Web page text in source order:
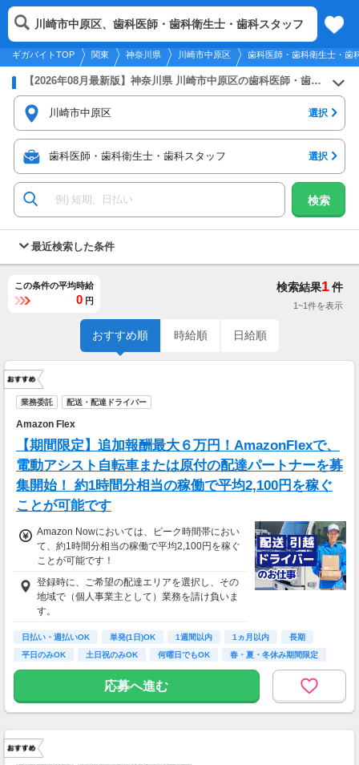
2026年8月9日更新
関東
メニュー
ギガバイトTOP 関東 神奈川県 川崎市中原区 歯科医師・歯科衛生士・歯
川崎市中原区、歯科医師・歯科衛生士・歯科スタッフ
【2026年08月最新版】神奈川県 川崎市中原区の歯科医師・歯科衛生士・歯科スタッフのバイト・アルバイト・パートの求人募集情報
川崎市中原区 選択
歯科医師・歯科衛生士・歯科スタッフ 選択
検索
最近検索した条件
この条件の平均時給
0 円
検索結果1件
1~1件を表示
おすすめ順 時給順 日給順
業務委託 配送・配達ドライバー
Amazon Flex
【期間限定】追加報酬最大６万円！AmazonFlexで、
電動アシスト自転車または原付の配達パートナーを募
集開始！ 約1時間分相当の稼働で平均2,100円を稼ぐ
ことが可能です
Amazon Nowにおいては、ピーク時間帯におい
て、約1時間分相当の稼働で平均2,100円を稼ぐ
ことが可能です！
登録時に、ご希望の配達エリアを選択し、その
地域で（個人事業主として）業務を請け負いま
す。
日払い・週払いOK 単発(1日)OK 1週間以内 1ヵ月以内
長期
平日のみOK
土日祝のみOK 何曜日でもOK 春・夏・冬休み期間限定
応募へ進む